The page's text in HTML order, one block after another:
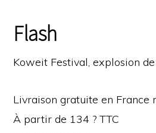
Flash
Koweit Festival, explosion
Livraison gratuite en France
À partir de 134 ? TTC